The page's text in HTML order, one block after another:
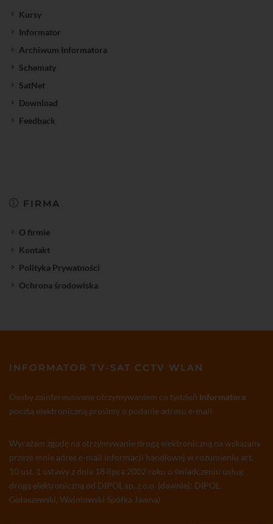
Kursy
Informator
Archiwum Informatora
Schematy
SatNet
Download
Feedback
FIRMA
O firmie
Kontakt
Polityka Prywatności
Ochrona środowiska
INFORMATOR TV-SAT CCTV WLAN
Osoby zainteresowane otrzymywaniem co tydzień Informatora
pocztą elektroniczną prosimy o podanie adresu e-mail:
Wyrażam zgodę na otrzymywanie drogą elektroniczną na wskazany
przeze mnie adres e-mail informacji handlowej w rozumieniu art.
10 ust. 1 ustawy z dnia 18 lipca 2002 roku o świadczeniu usług
drogą elektroniczną od DIPOL sp. z o.o. (dawniej: DIPOL
Gołaszewski, Waśniowski Spółka Jawna)